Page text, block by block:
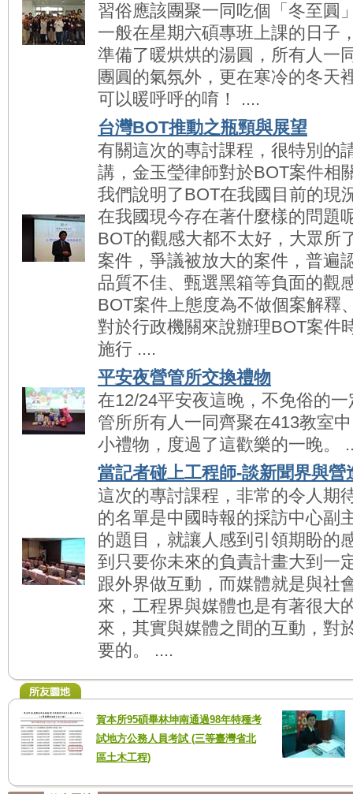
習俗應該團聚一同吃個「冬至圓
一般在星期六碩專班上課的日子
準備了暖烘烘的湯圓，所有人一
團圓的氣氛外，更在寒冷的冬天
可以暖呼呼的唷！ ....
台灣BOT推動之瓶頸與展望
有關這次的專討課程，很特別的
講，金玉瑩律師對於BOT案件相
我們說明了BOT在我國目前的現
在我國現今存在著什麼樣的問題
BOT的觀感大都不太好，大眾所
案件，爭議被放大的案件，普遍
品質不佳、甄選黑箱等負面的觀
BOT案件上態度為不做個案解釋
對於行政機關來說辦理BOT案件
施行 ....
平安夜營管所交換禮物
在12/24平安夜這晚，不免俗的
管所所有人一同齊聚在413教室
小禮物，度過了這歡樂的一晚。
當記者碰上工程師-談新聞界與營
這次的專討課程，非常的令人期
的名單是中國時報的採訪中心副
的題目，就讓人感到引領期盼的
到只要你未來的負責計畫大到一
跟外界做互動，而媒體就是與社
來，工程界與媒體也是有著很大
來，其實與媒體之間的互動，對
要的。 ....
賀本所95碩畢林坤南通過98年特種考
試地方公務人員考試 (三等臺灣省北
區土木工程)